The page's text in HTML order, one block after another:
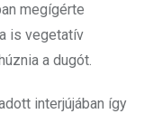
megígérte
is vegetatív
a dugót.
interjújában így